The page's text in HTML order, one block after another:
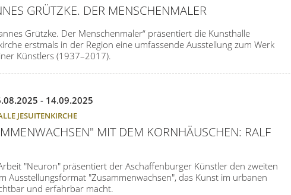
GRÜTZKE. DER MENSCHENMALER
Grützke. Der Menschenmaler“ präsentiert die Kunsthalle
erstmals in der Region eine umfassende Ausstellung zum Werk
Künstlers (1937–2017).
JESUITENKIRCHE
- 14.09.2025
MIT DEM KORNHÄUSCHEN: RALF
"Neuron" präsentiert der Aschaffenburger Künstler den zweiten
Ausstellungsformat "Zusammenwachsen", das Kunst im urbanen
und erfahrbar macht.